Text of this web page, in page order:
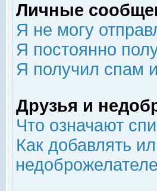
Личные
Я не могу
Я постоянно
Я получил спам
Друзья и
Что означают
Как добавлять